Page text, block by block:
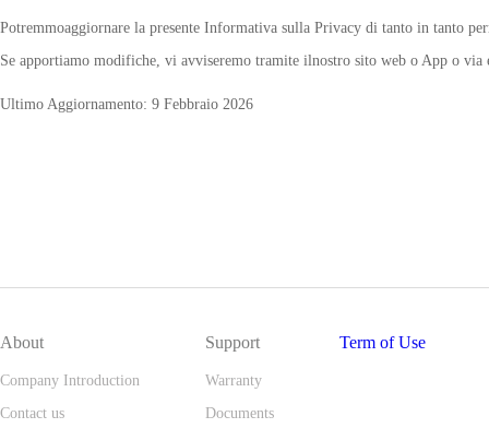
Potremmoaggiornare la presente Informativa sulla Privacy di tanto in tanto
Se apportiamo modifiche, vi avviseremo tramite ilnostro sito web o App o via
Ultimo Aggiornamento: 9 Febbraio 2026
About
Company Introduction
Contact us
Support
Warranty
Documents
Term of Use